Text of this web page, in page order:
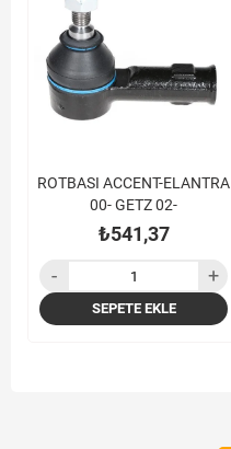
ROTBASI ACCENT-ELANTRA
00- GETZ 02-
₺541,37
SEPETE EKLE